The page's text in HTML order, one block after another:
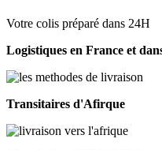
Votre colis préparé dans 24H
Logistiques en France et
Transitaires d'Afirque